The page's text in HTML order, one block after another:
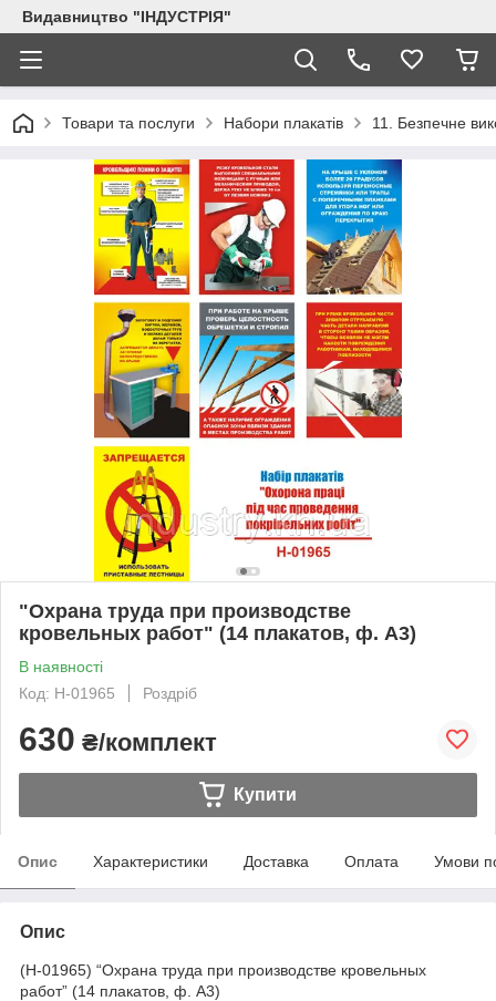
Видавництво "ІНДУСТРІЯ"
Товари та послуги Набори плакатів 11. Безпечне
"Охрана труда при производстве
кровельных работ" (14 плакатов, ф. А3)
В наявності
Код: Н-01965
Роздріб
630 ₴/комплект
Купити
Опис Характеристики Доставка Оплата Умови
Опис
(Н-01965) “Охрана труда при производстве кровельных
работ” (14 плакатов, ф. А3)